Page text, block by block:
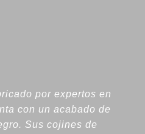
por expertos en
con un acabado de
Sus cojines de